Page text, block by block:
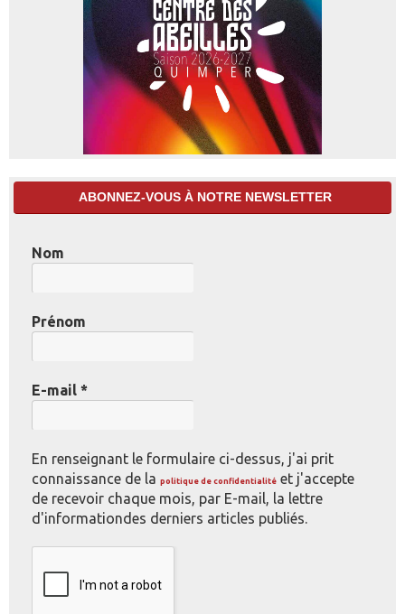
ABONNEZ-VOUS À NOTRE NEWSLETTER
Nom
Prénom
E-mail *
En renseignant le formulaire ci-dessus, j'ai prit
connaissance de la politique de confidentialité et j'accepte
de recevoir chaque mois, par E-mail, la lettre
d'informationdes derniers articles publiés.